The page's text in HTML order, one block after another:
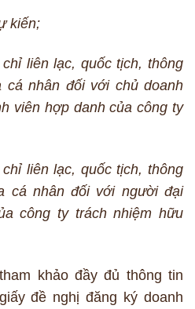
kiến;
liên lạc, quốc tịch, thông
nhân đối với chủ doanh
viên hợp danh của công ty
liên lạc, quốc tịch, thông
cá nhân đối với người đại
công ty trách nhiệm hữu
khảo đầy đủ thông tin
đề nghị đăng ký doanh